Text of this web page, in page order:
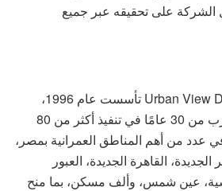
الشركة على تحقيقه عبر جميع
وأوضح أن Urban View Development تأسست عام 1996،
ونجحت على مدار ما يقرب من 30 عامًا في تنفيذ أكثر من 80
عدد من أهم المناطق العمرانية بمصر،
القاهرة الجديدة، العبور
عين شمس، وألف مسكن، بما منح